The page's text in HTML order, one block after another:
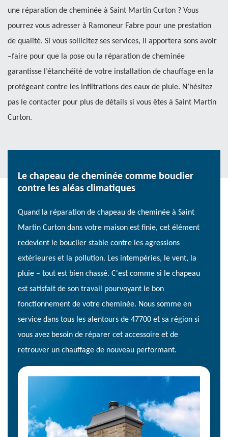
une réparation de cheminée à Saint Martin Curton ? Vous
pourrez vous adresser à Ramoneur Fabre pour une prestation
de qualité. Si vous sollicitez ses services, il apportera sons avoir
–faire pour que la pose ou la réparation de cheminée
garantisse l’étanchéité de votre installation de chauffage en la
protégeant contre les infiltrations des eaux de pluie. N’hésitez
pas le contacter pour plus de détails si vous êtes à Saint Martin
Curton.
Le chapeau de cheminée comme bouclier
contre les aléas climatiques
Quand la réparation de chapeau de cheminée à Saint
Martin Curton dans votre maison est finie, cet élément
redevient le bouclier stable contre les agressions
extérieures et la pollution. Les intempéries, le vent, la
pluie – tout est bien chassé. C'est comme si le chapeau
est satisfait de son travail pourvoyant le bon
fonctionnement de votre cheminée. Nous somme en
service dans tous les alentours de 47700 et sa région si
vous avez besoin de réparer cet accessoire et de
retrouver un chauffage de nouveau performant.